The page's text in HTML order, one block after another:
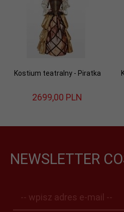
Kostium teatralny - Piratka
2699,00 PLN
NEWSLETTER
-- wpisz adres e-mail --